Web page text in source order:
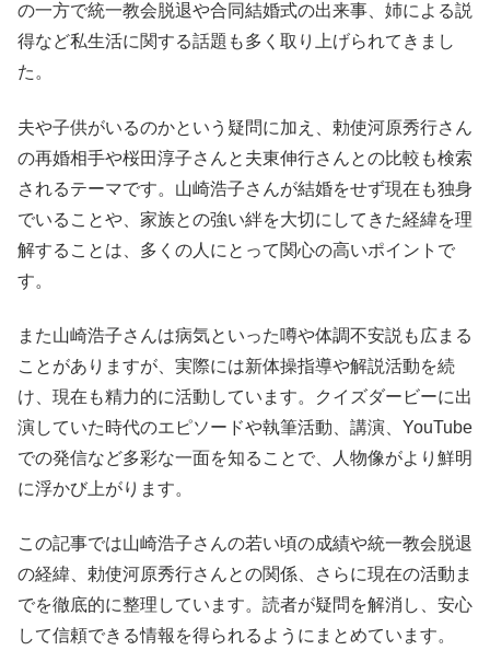
の一方で統一教会脱退や合同結婚式の出来事、姉による説
得など私生活に関する話題も多く取り上げられてきまし
た。
夫や子供がいるのかという疑問に加え、勅使河原秀行さん
の再婚相手や桜田淳子さんと夫東伸行さんとの比較も検索
されるテーマです。山崎浩子さんが結婚をせず現在も独身
でいることや、家族との強い絆を大切にしてきた経緯を理
解することは、多くの人にとって関心の高いポイントで
す。
また山崎浩子さんは病気といった噂や体調不安説も広まる
ことがありますが、実際には新体操指導や解説活動を続
け、現在も精力的に活動しています。クイズダービーに出
演していた時代のエピソードや執筆活動、講演、YouTube
での発信など多彩な一面を知ることで、人物像がより鮮明
に浮かび上がります。
この記事では山崎浩子さんの若い頃の成績や統一教会脱退
の経緯、勅使河原秀行さんとの関係、さらに現在の活動ま
でを徹底的に整理しています。読者が疑問を解消し、安心
して信頼できる情報を得られるようにまとめています。